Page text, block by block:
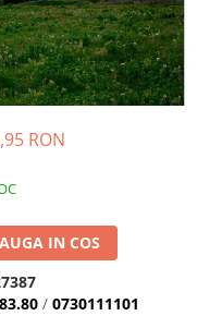
RON
IN COS
/ 0730111101